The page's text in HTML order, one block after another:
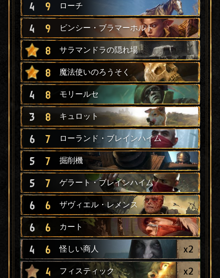
4 9 ローチ
4 9 ビンシー・ブラマーホルト
8 サラマンドラの隠れ場
8 魔法使いのろうそく
4 8 モリールセ
3 8 キュロット
6 7 ローランド・ブレインハイム
5 7 掘削機
5 7 ゲラート・ブレインハイム
6 6 ザヴィエル・レメンス
6 6 カート
4 6 怪しい商人 x2
4 フィスティック x2